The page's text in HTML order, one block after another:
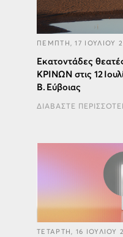
ΠΕΜΠΤΗ, 17 ΙΟΥΛΙΟΥ
Εκατοντάδες
ΚΡΙΝΩΝ στις 12
Β. Εύβοιας
ΔΙΑΒΑΣΤΕ
ΤΕΤΑΡΤΗ, 16 ΙΟΥΛΙΟΥ